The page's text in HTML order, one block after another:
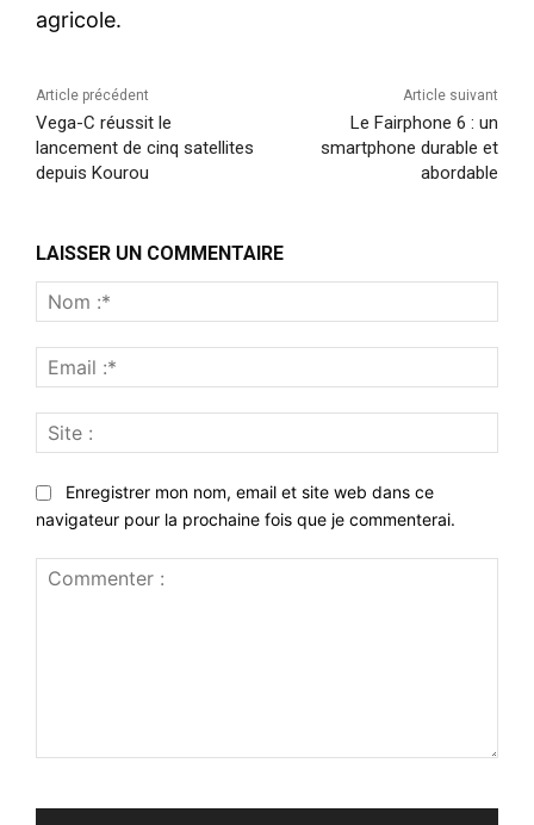
agricole.
Article précédent
Vega-C réussit le
lancement de cinq satellites
depuis Kourou
Article suivant
Le Fairphone 6 : un
smartphone durable et
abordable
LAISSER UN COMMENTAIRE
:*
:*
:
Enregistrer mon nom, email et site web dans ce
navigateur pour la prochaine fois que je commenterai.